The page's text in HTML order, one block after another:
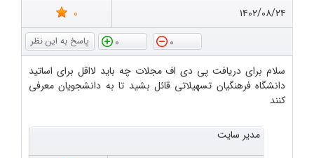
۱۴۰۲/۰۸/۲۴
0
0
0
سلام برای دریافت پی دی اف مجلات چه باید لااقل برای اساتید
دانشگاه فرهنگیان تسهیلاتی قائل بشید تا به دانشجویان معرفی
کنند
مدیر سایت